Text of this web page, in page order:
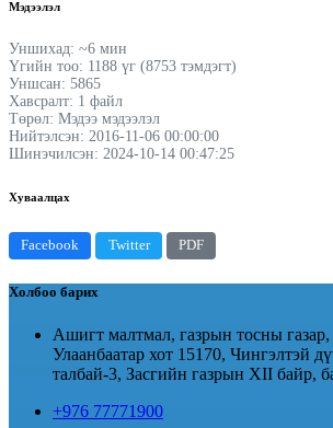
Мэдээлэл
Уншихад: ~6 мин
Үгийн тоо: 1188 үг (8753 тэмдэгт)
Уншсан: 5865
Хавсралт: 1 файл
Төрөл: Мэдээ мэдээлэл
Нийтэлсэн: 2016-11-06 00:00:00
Шинэчилсэн: 2024-10-14 00:47:25
Хуваалцах
Facebook Twitter PDF
Холбоо барих
Ашигт малтмал, газрын тосны
Улаанбаатар хот 15170, Чингэлтэй
талбай-3, Засгийн газрын XII байр,
+976 77771900